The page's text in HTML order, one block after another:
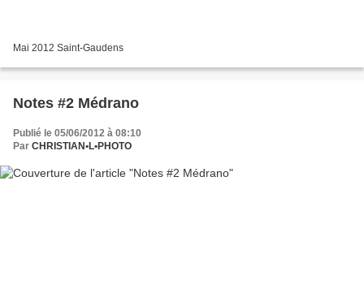
Mai 2012 Saint-Gaudens
Notes #2 Médrano
Publié le 05/06/2012 à 08:10
Par CHRISTIAN•L•PHOTO